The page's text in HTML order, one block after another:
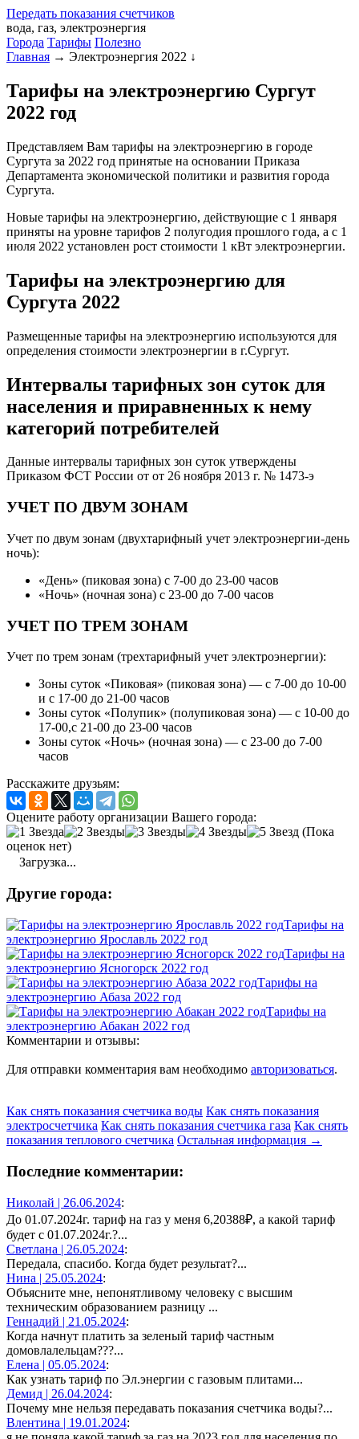
Передать показания счетчиков
вода, газ, электроэнергия
Города Тарифы Полезно
Главная → Электроэнергия 2022 ↓
Тарифы на электроэнергию Сургут
2022 год
Представляем Вам тарифы на электроэнергию в городе
Сургута за 2022 год принятые на основании Приказа
Департамента экономической политики и развития города
Сургута.
Новые тарифы на электроэнергию, действующие с 1 января
приняты на уровне тарифов 2 полугодия прошлого года, а с 1
июля 2022 установлен рост стоимости 1 кВт электроэнергии.
Тарифы на электроэнергию для
Сургута 2022
Размещенные тарифы на электроэнергию используются для
определения стоимости электроэнергии в г.Сургут.
Интервалы тарифных зон суток для
населения и приравненных к нему
категорий потребителей
Данные интервалы тарифных зон суток утверждены
Приказом ФСТ России от от 26 ноября 2013 г. № 1473-э
УЧЕТ ПО ДВУМ ЗОНАМ
Учет по двум зонам (двухтарифный учет электроэнергии-день
ночь):
«День» (пиковая зона) с 7-00 до 23-00 часов
«Ночь» (ночная зона) с 23-00 до 7-00 часов
УЧЕТ ПО ТРЕМ ЗОНАМ
Учет по трем зонам (трехтарифный учет электроэнергии):
Зоны суток «Пиковая» (пиковая зона) — с 7-00 до 10-00
и с 17-00 до 21-00 часов
Зоны суток «Полупик» (полупиковая зона) — с 10-00 до
17-00,с 21-00 до 23-00 часов
Зоны суток «Ночь» (ночная зона) — с 23-00 до 7-00
часов
Расскажите друзьям:
Оцените работу организации Вашего города:
(Пока
оценок нет)
Загрузка...
Другие города:
Тарифы на
электроэнергию Ярославль 2022 год
Тарифы на
электроэнергию Ясногорск 2022 год
Тарифы на
электроэнергию Абаза 2022 год
Тарифы на
электроэнергию Абакан 2022 год
Комментарии и отзывы:
Для отправки комментария вам необходимо авторизоваться.
Как снять показания счетчика воды Как снять показания
электросчетчика Как снять показания счетчика газа Как снять
показания теплового счетчика Остальная информация →
Последние комментарии:
Николай | 26.06.2024:
До 01.07.2024г. тариф на газ у меня 6,20388₽, а какой тариф
будет с 01.07.2024г.?...
Светлана | 26.05.2024:
Передала, спасибо. Когда будет результат?...
Нина | 25.05.2024:
Объясните мне, непонятливому человеку с высшим
техническим образованием разницу ...
Геннадий | 21.05.2024:
Когда начнут платить за зеленый тариф частным
домовлалельцам???...
Елена | 05.05.2024:
Как узнать тариф по Эл.энергии с газовым плитами...
Демид | 26.04.2024:
Почему мне нельзя передавать показания счетчика воды?...
Влентина | 19.01.2024: